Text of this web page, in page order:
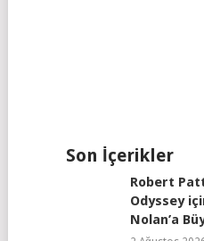
Son İçerikler
Robert
Odyssey
Nolan’a